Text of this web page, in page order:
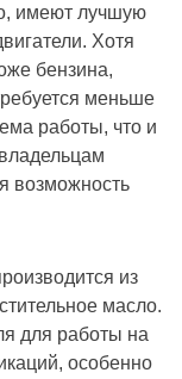
имеют лучшую
Хотя
бензина,
меньше
работы, что и
возможность
из
масло.
для работы на
особенно